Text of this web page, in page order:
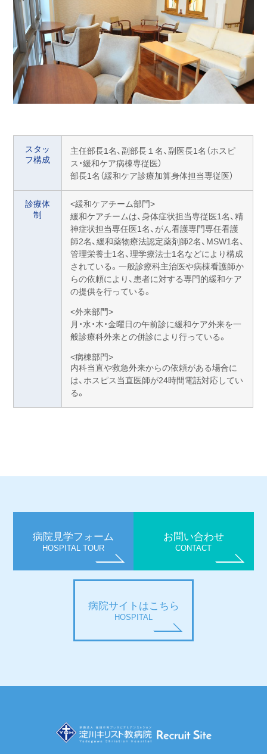
スタッ
フ構成
主任部長1名、副部長１名、副医長1名（ホスピ
ス・緩和ケア病棟専従医）
部長1名（緩和ケア診療加算身体担当専従医）
診療体
制
<緩和ケアチーム部門>
緩和ケアチームは、身体症状担当専従医1名、精
神症状担当専任医1名、がん看護専門専任看護
師2名、緩和薬物療法認定薬剤師2名、MSW1名、
管理栄養士1名、理学療法士1名などにより構成
されている。一般診療科主治医や病棟看護師か
らの依頼により、患者に対する専門的緩和ケア
の提供を行っている。
<外来部門>
月・水・木・金曜日の午前診に緩和ケア外来を一
般診療科外来との併診により行っている。
<病棟部門>
内科当直や救急外来からの依頼がある場合に
は、ホスピス当直医師が24時間電話対応してい
る。
病院見学フォーム
HOSPITAL TOUR
お問い合わせ
CONTACT
病院サイトはこちら
HOSPITAL